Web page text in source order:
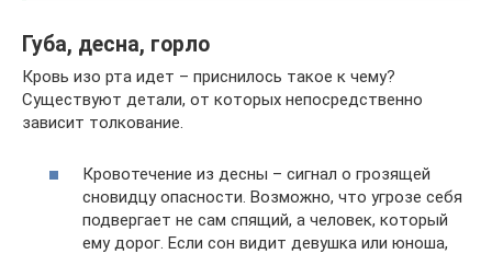
Губа, десна, горло
Кровь изо рта идет – приснилось такое к чему?
Существуют детали, от которых непосредственно
зависит толкование.
Кровотечение из десны – сигнал о грозящей
сновидцу опасности. Возможно, что угрозе себя
подвергает не сам спящий, а человек, который
ему дорог. Если сон видит девушка или юноша,